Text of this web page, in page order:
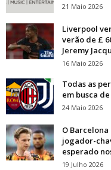
21 Maio 2026
Liverpool
verão de £
Jeremy
16 Maio 2026
Todas as
em busca
24 Maio 2026
O
jogador-
esperado
19 Julho 2026